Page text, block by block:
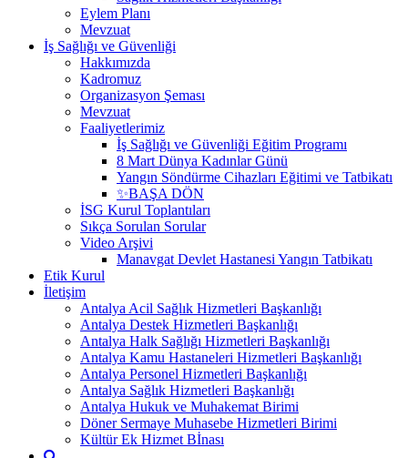
Eylem Planı
Mevzuat
İş Sağlığı ve Güvenliği
Hakkımızda
Kadromuz
Organizasyon Şeması
Mevzuat
Faaliyetlerimiz
İş Sağlığı ve Güvenliği Eğitim Programı
8 Mart Dünya Kadınlar Günü
Yangın Söndürme Cihazları Eğitimi ve Tatbikatı
✨BAŞA DÖN
İSG Kurul Toplantıları
Sıkça Sorulan Sorular
Video Arşivi
Manavgat Devlet Hastanesi Yangın Tatbikatı
Etik Kurul
İletişim
Antalya Acil Sağlık Hizmetleri Başkanlığı
Antalya Destek Hizmetleri Başkanlığı
Antalya Halk Sağlığı Hizmetleri Başkanlığı
Antalya Kamu Hastaneleri Hizmetleri Başkanlığı
Antalya Personel Hizmetleri Başkanlığı
Antalya Sağlık Hizmetleri Başkanlığı
Antalya Hukuk ve Muhakemat Birimi
Döner Sermaye Muhasebe Hizmetleri Birimi
Kültür Ek Hizmet Bİnası